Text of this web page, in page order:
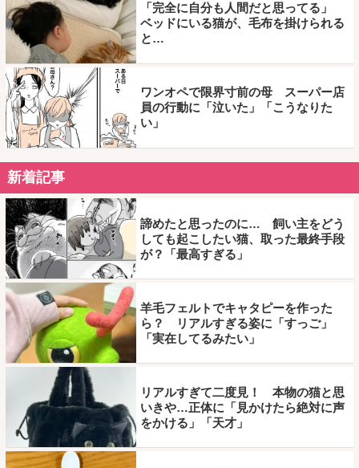
「完全に自分も人間だと思ってる」
ベッドにいる猫が、毛布を掛けられる
と…
ワンオペで限界寸前の母 スーパー店
員の行動に「泣いた」「こうなりた
い」
新着記事
諦めたと思ったのに… 飼い主をどう
しても起こしたい猫、取った最終手段
が？「最高すぎる」
羊毛フェルトでキャタピーを作った
ら？ リアルすぎる姿に「すっご」
「実在してるみたい」
リアルすぎて二度見！ 本物の猫と思
いきや…正体に「見かけたら絶対に声
をかける」「天才」